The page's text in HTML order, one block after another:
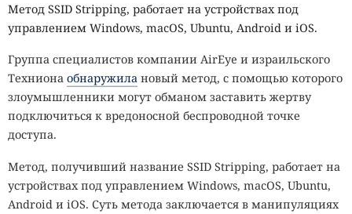
Метод SSID Stripping, работает на устройствах под
управлением Windows, macOS, Ubuntu, Android и iOS.
Группа специалистов компании AirEye и израильского
Техниона обнаружила новый метод, с помощью которого
злоумышленники могут обманом заставить жертву
подключиться к вредоносной беспроводной точке
доступа.
Метод, получивший название SSID Stripping, работает на
устройствах под управлением Windows, macOS, Ubuntu,
Android и iOS. Суть метода заключается в манипуляциях